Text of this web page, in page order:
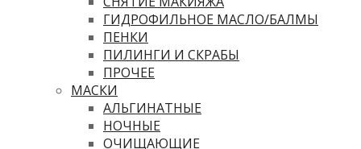
ГИДРОФИЛЬНОЕ МАСЛО/БАЛМЫ
ПЕНКИ
ПИЛИНГИ И СКРАБЫ
ПРОЧЕЕ
МАСКИ
АЛЬГИНАТНЫЕ
НОЧНЫЕ
ОЧИЩАЮЩИЕ